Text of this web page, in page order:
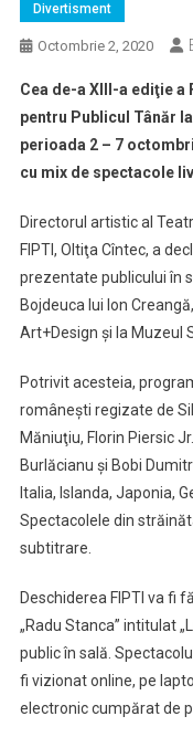
Divertisment
Octombrie 2, 2020
Cea de-a XIII-a ediţie
pentru Publicul Tânăr
perioada 2 – 7
cu mix de spectacole
Directorul artistic al
FIPTI, Oltiţa Cîntec, a
prezentate publicului în
Bojdeuca lui Ion
Art+Design şi la Muzeul
Potrivit acesteia,
româneşti regizate de
Măniuţiu, Florin Piersic
Burlăcianu şi Bobi
Italia, Islanda, Japonia,
Spectacolele din
subtitrare.
Deschiderea FIPTI va fi
„Radu Stanca” intitulat
public în sală.
fi vizionat online, pe
electronic cumpărat de